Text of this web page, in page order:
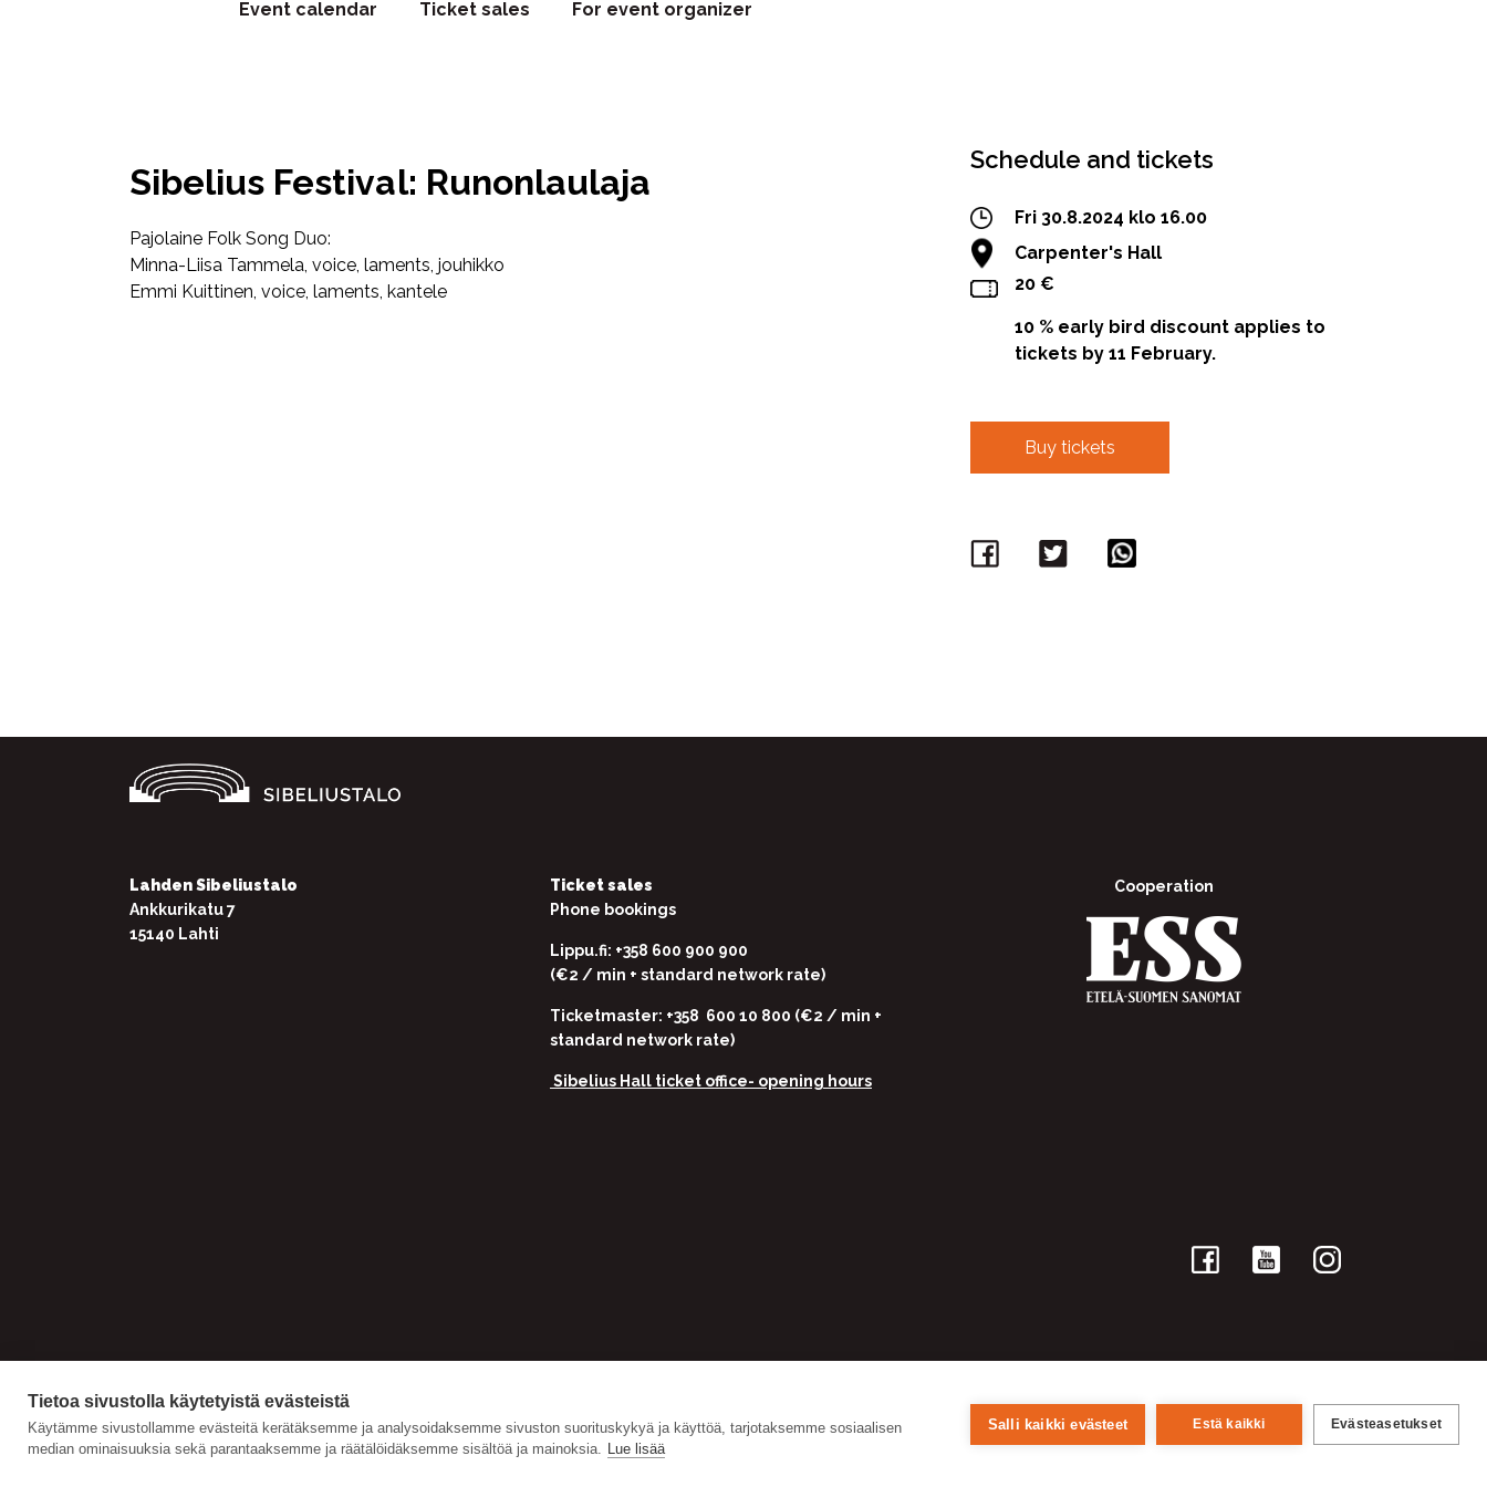
Tietoa sivustolla käytetyistä evästeistä
Käytämme sivustollamme evästeitä kerätäksemme ja analysoidaksemme sivuston suorituskykyä ja käyttöä, tarjotaksemme sosiaalisen
median ominaisuuksia sekä parantaaksemme ja räätälöidäksemme sisältöä ja mainoksia. Lue lisää
Salli kaikki evästeet Estä kaikki Evästeasetukset
Event calendar Ticket sales For event organizer
Sibelius Festival: Runonlaulaja
Pajolaine Folk Song Duo:
Minna-Liisa Tammela, voice, laments, jouhikko
Emmi Kuittinen, voice, laments, kantele
Schedule and tickets
Fri 30.8.2024 klo 16.00
Carpenter's Hall
20 €
10 % early bird discount applies to
tickets by 11 February.
Buy tickets
Facebook
Twitter
Lahden Sibeliustalo
Ankkurikatu 7
15140 Lahti
Ticket sales
Phone bookings
Lippu.fi: +358 600 900 900
(€2 / min + standard network rate)
Ticketmaster: +358 600 10 800 (€2 / min +
standard network rate)
Sibelius Hall ticket office- opening hours
Cooperation